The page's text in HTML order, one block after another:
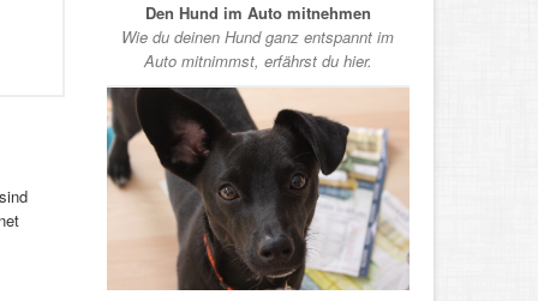
Den Hund im Auto mitnehmen
Wie du deinen Hund ganz entspannt im
Auto mitnimmst, erfährst du hier.